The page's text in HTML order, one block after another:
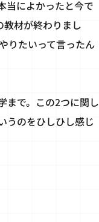
当によかったと今で
材が終わりまし
りたいって言ったん
まで。この2つに関し
うのをひしひし感じ